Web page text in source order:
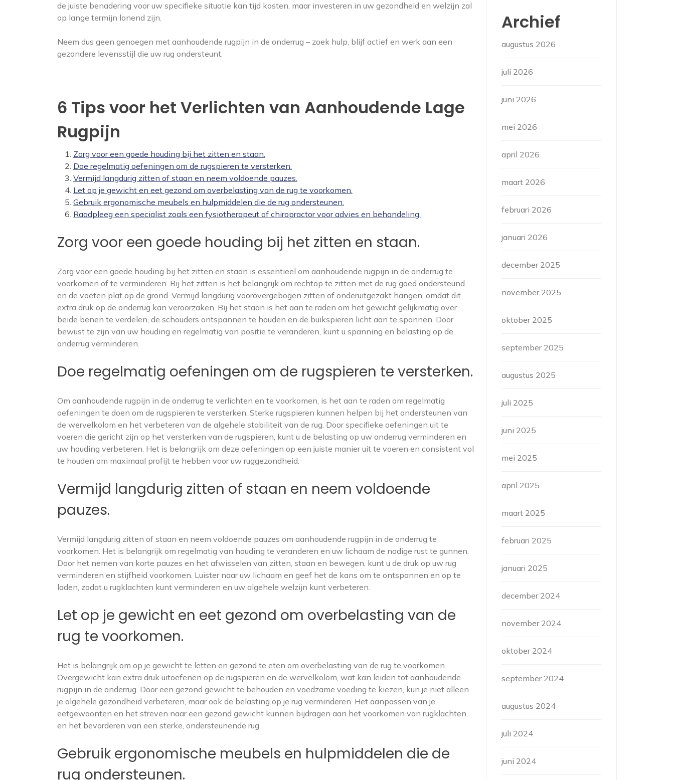
de juiste benadering voor uw specifieke situatie kan tijd kosten, maar investeren in uw gezondheid en welzijn zal
op lange termijn lonend zijn.
Neem dus geen genoegen met aanhoudende rugpijn in de onderrug – zoek hulp, blijf actief en werk aan een
gezondere levensstijl die uw rug ondersteunt.
6 Tips voor het Verlichten van Aanhoudende Lage
Rugpijn
Zorg voor een goede houding bij het zitten en staan.
Doe regelmatig oefeningen om de rugspieren te versterken.
Vermijd langdurig zitten of staan en neem voldoende pauzes.
Let op je gewicht en eet gezond om overbelasting van de rug te voorkomen.
Gebruik ergonomische meubels en hulpmiddelen die de rug ondersteunen.
Raadpleeg een specialist zoals een fysiotherapeut of chiropractor voor advies en behandeling.
Zorg voor een goede houding bij het zitten en staan.
Zorg voor een goede houding bij het zitten en staan is essentieel om aanhoudende rugpijn in de onderrug te
voorkomen of te verminderen. Bij het zitten is het belangrijk om rechtop te zitten met de rug goed ondersteund
en de voeten plat op de grond. Vermijd langdurig voorovergebogen zitten of onderuitgezakt hangen, omdat dit
extra druk op de onderrug kan veroorzaken. Bij het staan is het aan te raden om het gewicht gelijkmatig over
beide benen te verdelen, de schouders ontspannen te houden en de buikspieren licht aan te spannen. Door
bewust te zijn van uw houding en regelmatig van positie te veranderen, kunt u spanning en belasting op de
onderrug verminderen.
Doe regelmatig oefeningen om de rugspieren te versterken.
Om aanhoudende rugpijn in de onderrug te verlichten en te voorkomen, is het aan te raden om regelmatig
oefeningen te doen om de rugspieren te versterken. Sterke rugspieren kunnen helpen bij het ondersteunen van
de wervelkolom en het verbeteren van de algehele stabiliteit van de rug. Door specifieke oefeningen uit te
voeren die gericht zijn op het versterken van de rugspieren, kunt u de belasting op uw onderrug verminderen en
uw houding verbeteren. Het is belangrijk om deze oefeningen op een juiste manier uit te voeren en consistent vol
te houden om maximaal profijt te hebben voor uw ruggezondheid.
Vermijd langdurig zitten of staan en neem voldoende
pauzes.
Vermijd langdurig zitten of staan en neem voldoende pauzes om aanhoudende rugpijn in de onderrug te
voorkomen. Het is belangrijk om regelmatig van houding te veranderen en uw lichaam de nodige rust te gunnen.
Door het nemen van korte pauzes en het afwisselen van zitten, staan en bewegen, kunt u de druk op uw rug
verminderen en stijfheid voorkomen. Luister naar uw lichaam en geef het de kans om te ontspannen en op te
laden, zodat u rugklachten kunt verminderen en uw algehele welzijn kunt verbeteren.
Let op je gewicht en eet gezond om overbelasting van de
rug te voorkomen.
Het is belangrijk om op je gewicht te letten en gezond te eten om overbelasting van de rug te voorkomen.
Overgewicht kan extra druk uitoefenen op de rugspieren en de wervelkolom, wat kan leiden tot aanhoudende
rugpijn in de onderrug. Door een gezond gewicht te behouden en voedzame voeding te kiezen, kun je niet alleen
je algehele gezondheid verbeteren, maar ook de belasting op je rug verminderen. Het aanpassen van je
eetgewoonten en het streven naar een gezond gewicht kunnen bijdragen aan het voorkomen van rugklachten
en het bevorderen van een sterke, ondersteunende rug.
Gebruik ergonomische meubels en hulpmiddelen die de
rug ondersteunen.
Archief
augustus 2026
juli 2026
juni 2026
mei 2026
april 2026
maart 2026
februari 2026
januari 2026
december 2025
november 2025
oktober 2025
september 2025
augustus 2025
juli 2025
juni 2025
mei 2025
april 2025
maart 2025
februari 2025
januari 2025
december 2024
november 2024
oktober 2024
september 2024
augustus 2024
juli 2024
juni 2024